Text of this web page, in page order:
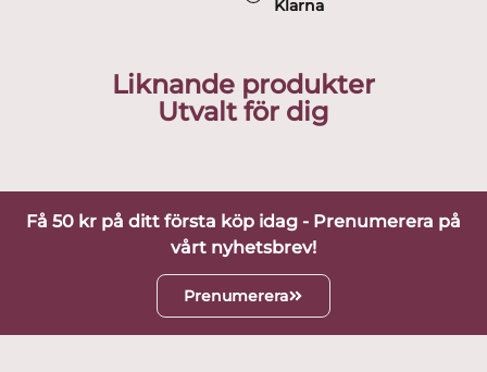
Klarna
Liknande produkter
Utvalt för dig
Få 50 kr på ditt första köp idag - Prenumerera på
vårt nyhetsbrev!
Prenumerera